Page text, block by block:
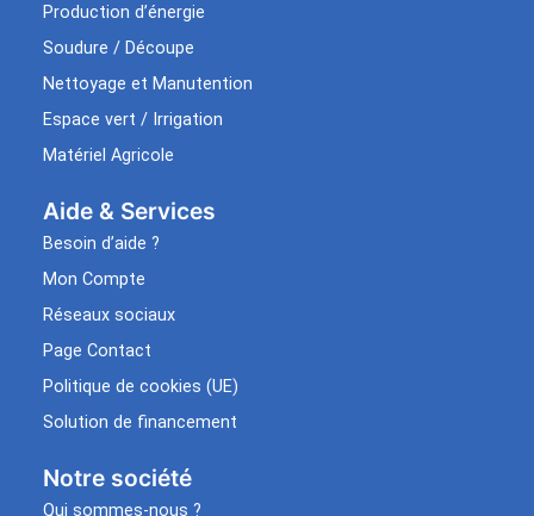
Production d’énergie
Soudure / Découpe
Nettoyage et Manutention
Espace vert / Irrigation
Matériel Agricole
Aide & Services​
Besoin d’aide ?
Mon Compte
Réseaux sociaux
Page Contact
Politique de cookies (UE)
Solution de financement
Notre société
Qui sommes-nous ?